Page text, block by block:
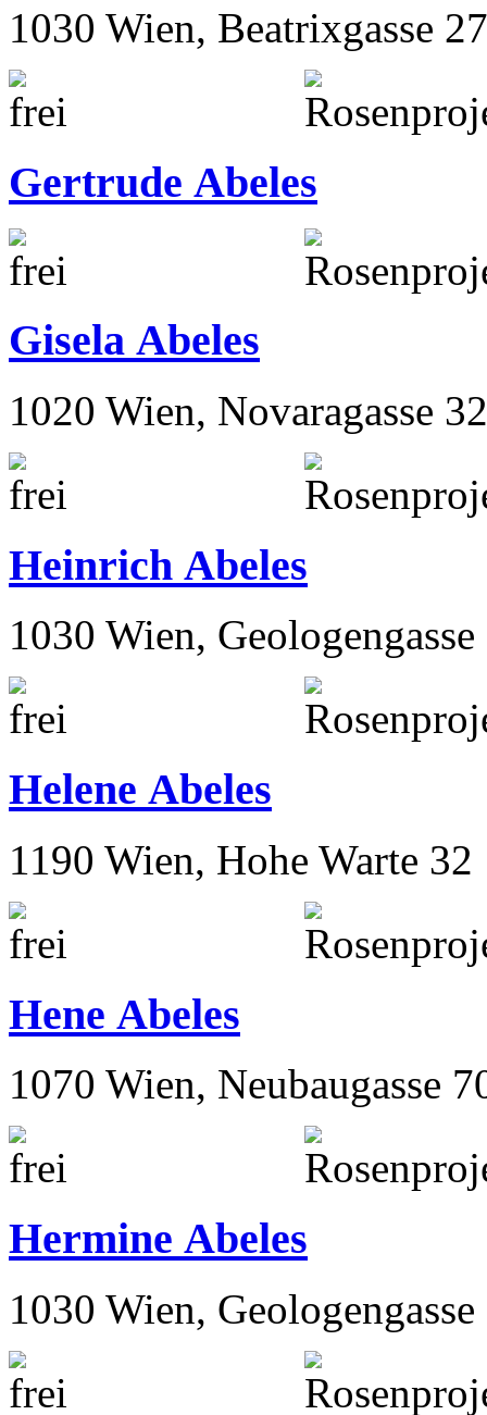
1030 Wien, Beatrixgasse
Gertrude Abeles
Gisela Abeles
1020 Wien, Novaragasse
Heinrich Abeles
1030 Wien,
Helene Abeles
1190 Wien, Hohe Warte 32
Hene Abeles
1070 Wien, Neubaugasse
Hermine Abeles
1030 Wien,